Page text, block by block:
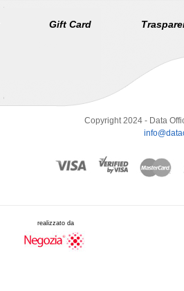
Gift Card
Copyright 2024 - Data
realizzato da